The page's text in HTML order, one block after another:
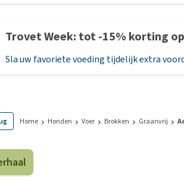
Hondenbrokken
Natvoer
Graanvrij
Trovet Week: tot -15% korting
Sla uw favoriete voeding tijdelijk extra
Home Honden Voer Brokken Graanvrij